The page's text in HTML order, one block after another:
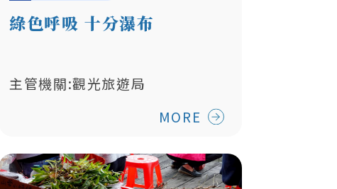
綠色呼吸 十分瀑布
主管機關:觀光旅遊局
MORE